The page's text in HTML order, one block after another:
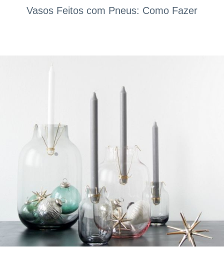
Vasos Feitos com Pneus: Como Fazer